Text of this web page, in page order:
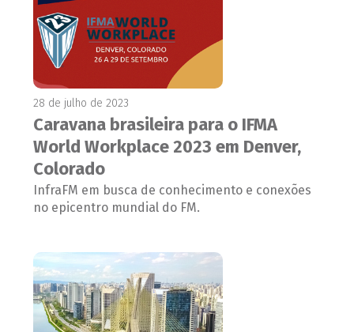
28 de julho de 2023
Caravana brasileira para o IFMA
World Workplace 2023 em Denver,
Colorado
InfraFM em busca de conhecimento e conexões
no epicentro mundial do FM.